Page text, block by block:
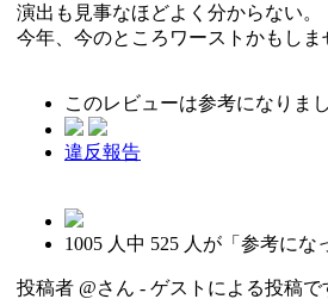
演出も見事なほどよく分からない。
今年、今のところワーストかもしま
このレビューは参考になりま
違反報告
1005 人中 525 人が「参考にな
投稿者 @さん - ゲストによる投稿